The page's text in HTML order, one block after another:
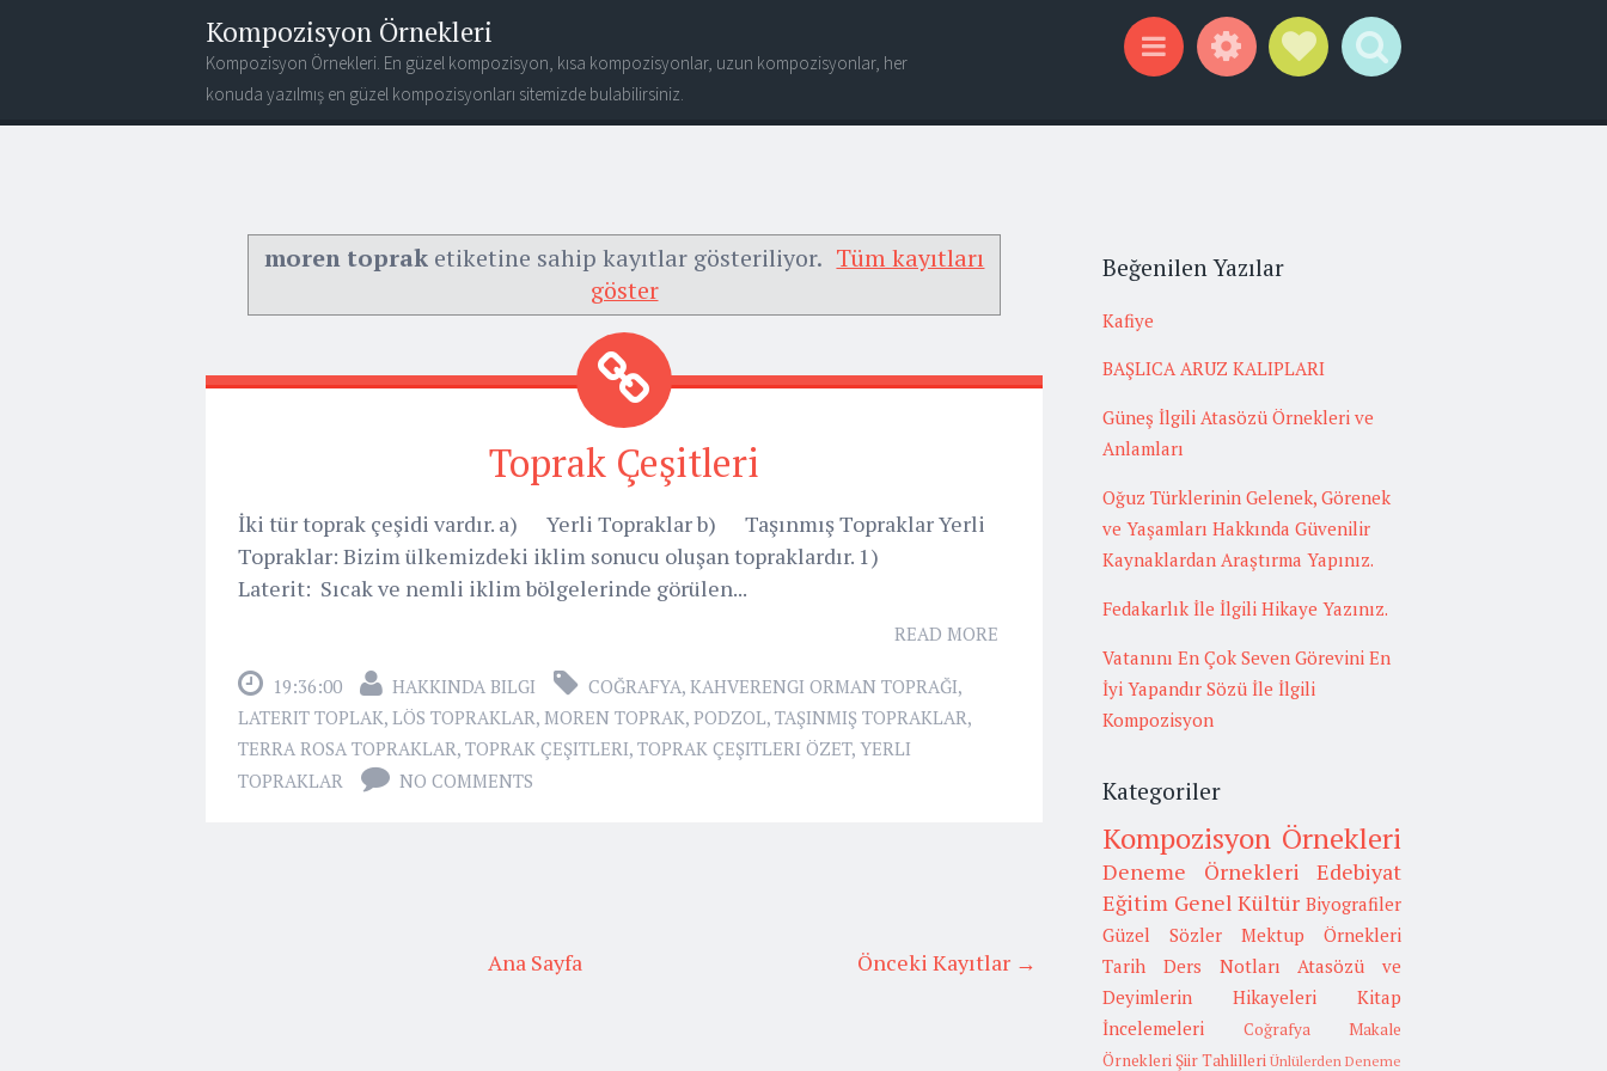
Kompozisyon Örnekleri
Kompozisyon Örnekleri. En güzel kompozisyon, kısa kompozisyonlar, uzun kompozisyonlar, her
konuda yazılmış en güzel kompozisyonları sitemizde bulabilirsiniz.
moren topraketiketine sahip kayıtlar gösteriliyor. Tüm kayıtları
göster
Toprak Çeşitleri
İki tür toprak çeşidi vardır. a) Yerli Topraklar b) Taşınmış Topraklar Yerli
Topraklar: Bizim ülkemizdeki iklim sonucu oluşan topraklardır. 1)
Laterit: Sıcak ve nemli iklim bölgelerinde görülen...
READ MORE
19:36:00 HAKKINDA BILGI COĞRAFYA, KAHVERENGI ORMAN TOPRAĞI,
LATERIT TOPLAK, LÖS TOPRAKLAR, MOREN TOPRAK, PODZOL, TAŞINMIŞ TOPRAKLAR,
TERRA ROSA TOPRAKLAR, TOPRAK ÇEŞITLERI, TOPRAK ÇEŞITLERI ÖZET, YERLI
TOPRAKLAR
NO COMMENTS
Önceki Kayıtlar →
Ana Sayfa
Beğenilen Yazılar
Kafiye
BAŞLICA ARUZ KALIPLARI
Güneş İlgili Atasözü Örnekleri ve
Anlamları
Oğuz Türklerinin Gelenek, Görenek
ve Yaşamları Hakkında Güvenilir
Kaynaklardan Araştırma Yapınız.
Fedakarlık İle İlgili Hikaye Yazınız.
Vatanını En Çok Seven Görevini En
İyi Yapandır Sözü İle İlgili
Kompozisyon
Kategoriler
Kompozisyon Örnekleri
Deneme Örnekleri
Edebiyat
Eğitim Genel Kültür Biyografiler
Güzel Sözler
Mektup Örnekleri
Tarih
Ders Notları
Atasözü ve
Deyimlerin Hikayeleri
Kitap
İncelemeleri
Coğrafya
Makale
Örnekleri Şiir Tahlilleri Ünlülerden Deneme